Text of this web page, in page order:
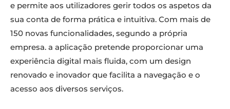
e permite aos utilizadores gerir todos os aspetos da
sua conta de forma prática e intuitiva. Com mais de
150 novas funcionalidades, segundo a própria
empresa. a aplicação pretende proporcionar uma
experiência digital mais fluida, com um design
renovado e inovador que facilita a navegação e o
acesso aos diversos serviços.